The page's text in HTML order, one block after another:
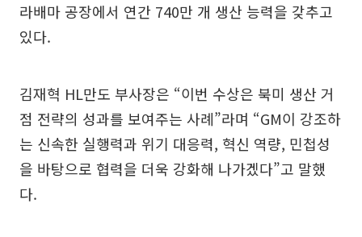
라배마 공장에서 연간 740만 개 생산 능력을 갖추고
있다.
김재혁 HL만도 부사장은 “이번 수상은 북미 생산 거
점 전략의 성과를 보여주는 사례”라며 “GM이 강조하
는 신속한 실행력과 위기 대응력, 혁신 역량, 민첩성
을 바탕으로 협력을 더욱 강화해 나가겠다”고 말했
다.